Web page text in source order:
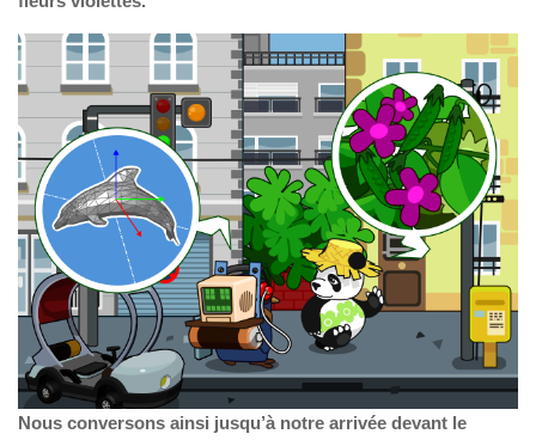
Nous conversons ainsi jusqu’à notre arrivée devant le